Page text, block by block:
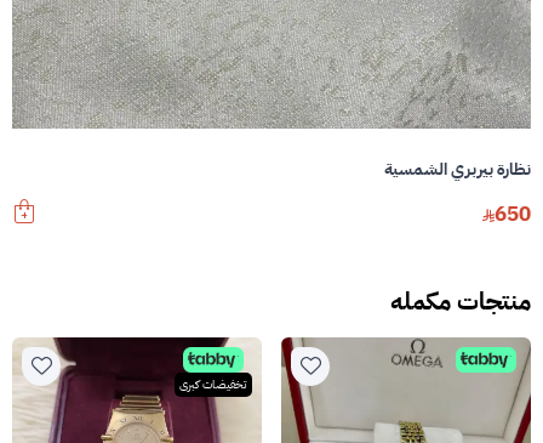
نظارة بيربري الشمسية
650
منتجات مكمله
تخفيضات كبرى